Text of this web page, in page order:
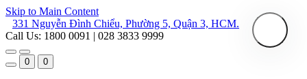
Skip to Main Content
331 Nguyễn Đình Chiểu, Phường 5, Quận 3, HCM.
Call Us: 1800 0091 | 028 3833 9999
0 0